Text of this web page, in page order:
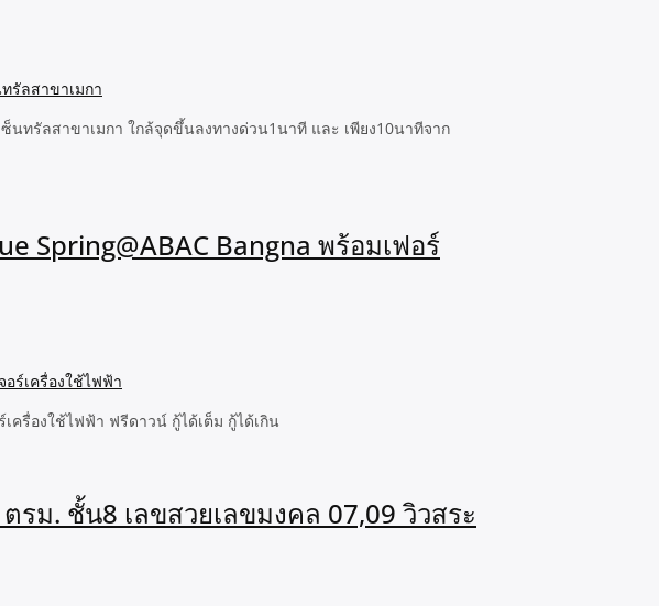
ซ็นทรัลสาขาเมกา ใกล้จุดขึ้นลงทางด่วน1นาที และ เพียง10นาทีจาก
Spring@ABAC Bangna พร้อมเฟอร์
ครื่องใช้ไฟฟ้า ฟรีดาวน์ กู้ได้เต็ม กู้ได้เกิน
ม. ชั้น8 เลขสวยเลขมงคล 07,09 วิวสระ